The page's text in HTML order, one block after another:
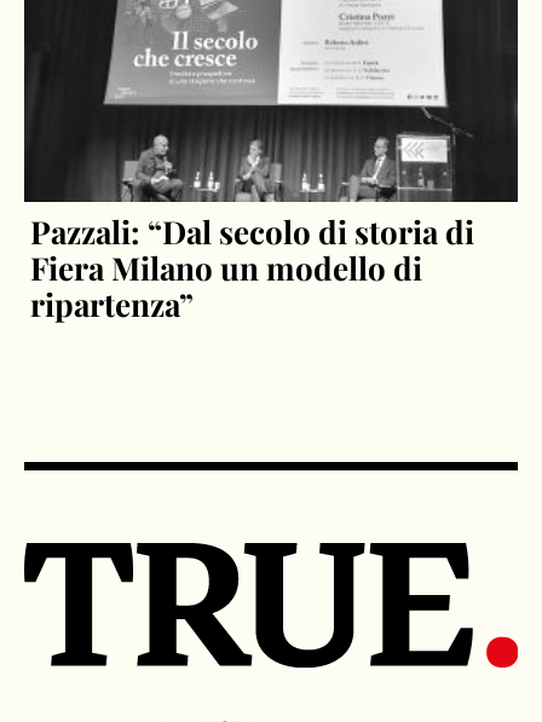
Pazzali: “Dal secolo di storia di
Fiera Milano un modello di
ripartenza”